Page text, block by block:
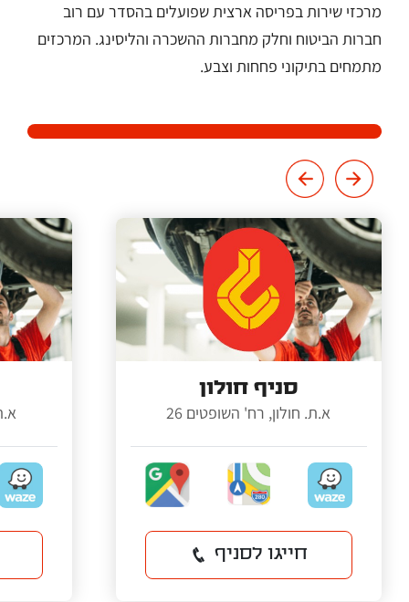
מרכזי שירות בפריסה ארצית שפועלים בהסדר עם רוב
חברות הביטוח וחלק מחברות ההשכרה והליסינג. המרכזים
מתמחים בתיקוני פחחות וצבע.
סניף חולון
א.ת. חולון, רח' השופטים 26
חייגו לסניף